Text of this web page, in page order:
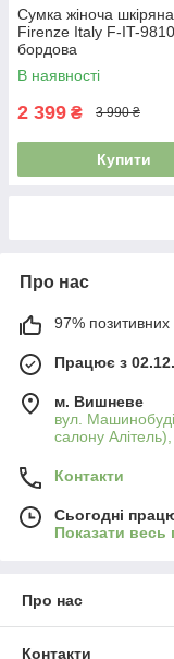
Сумка жіноча
Firenze Italy F-IT-
бордова
В наявності
2 399 ₴ 3 990 ₴
Купити
Про нас
97% позитивних
Працює з
м. Вишневе
вул.
салону
Контакти
Сьогодні
Показати весь
Про нас
Контакти